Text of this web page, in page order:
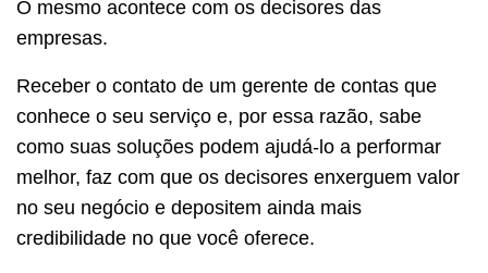
O mesmo acontece com os decisores das
empresas.
Receber o contato de um gerente de contas que
conhece o seu serviço e, por essa razão, sabe
como suas soluções podem ajudá-lo a performar
melhor, faz com que os decisores enxerguem valor
no seu negócio e depositem ainda mais
credibilidade no que você oferece.